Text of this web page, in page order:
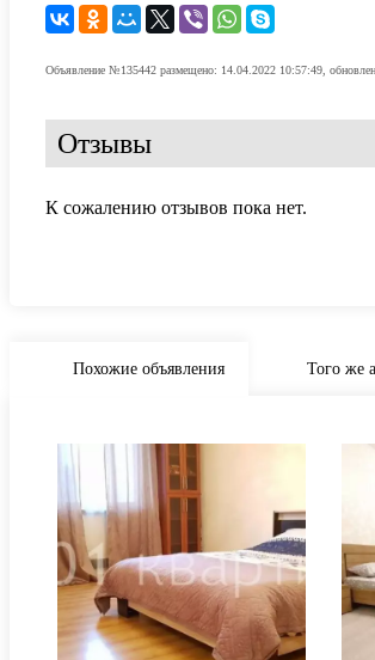
Объявление №135442 размещено: 14.04.2022 10:57:49,
Отзывы
К сожалению отзывов пока нет.
Похожие объявления Того же